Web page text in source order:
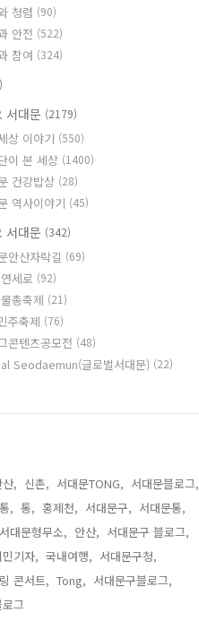
청렴 (90)
안전 (522)
참여 (324)
서대문 (2179)
상 이야기 (550)
이 본 세상 (1400)
건강밥상 (28)
역사이야기 (45)
서대문 (342)
안산자락길 (69)
세로 (92)
총축제 (21)
주축제 (76)
콘텐츠공모전 (48)
Seodaemun(글로벌서대문) (22)
, 신촌, 서대문TONG, 서대문블로그,
, 통, 홍제천, 서대문구, 서대문통,
서대문형무소, 안산, 서대문구 블로그,
기자, 국내여행, 서대문구청,
콘서트, Tong, 서대문구블로그,
그,